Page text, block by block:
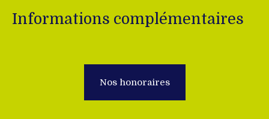
Informations complémentaires
Nos honoraires